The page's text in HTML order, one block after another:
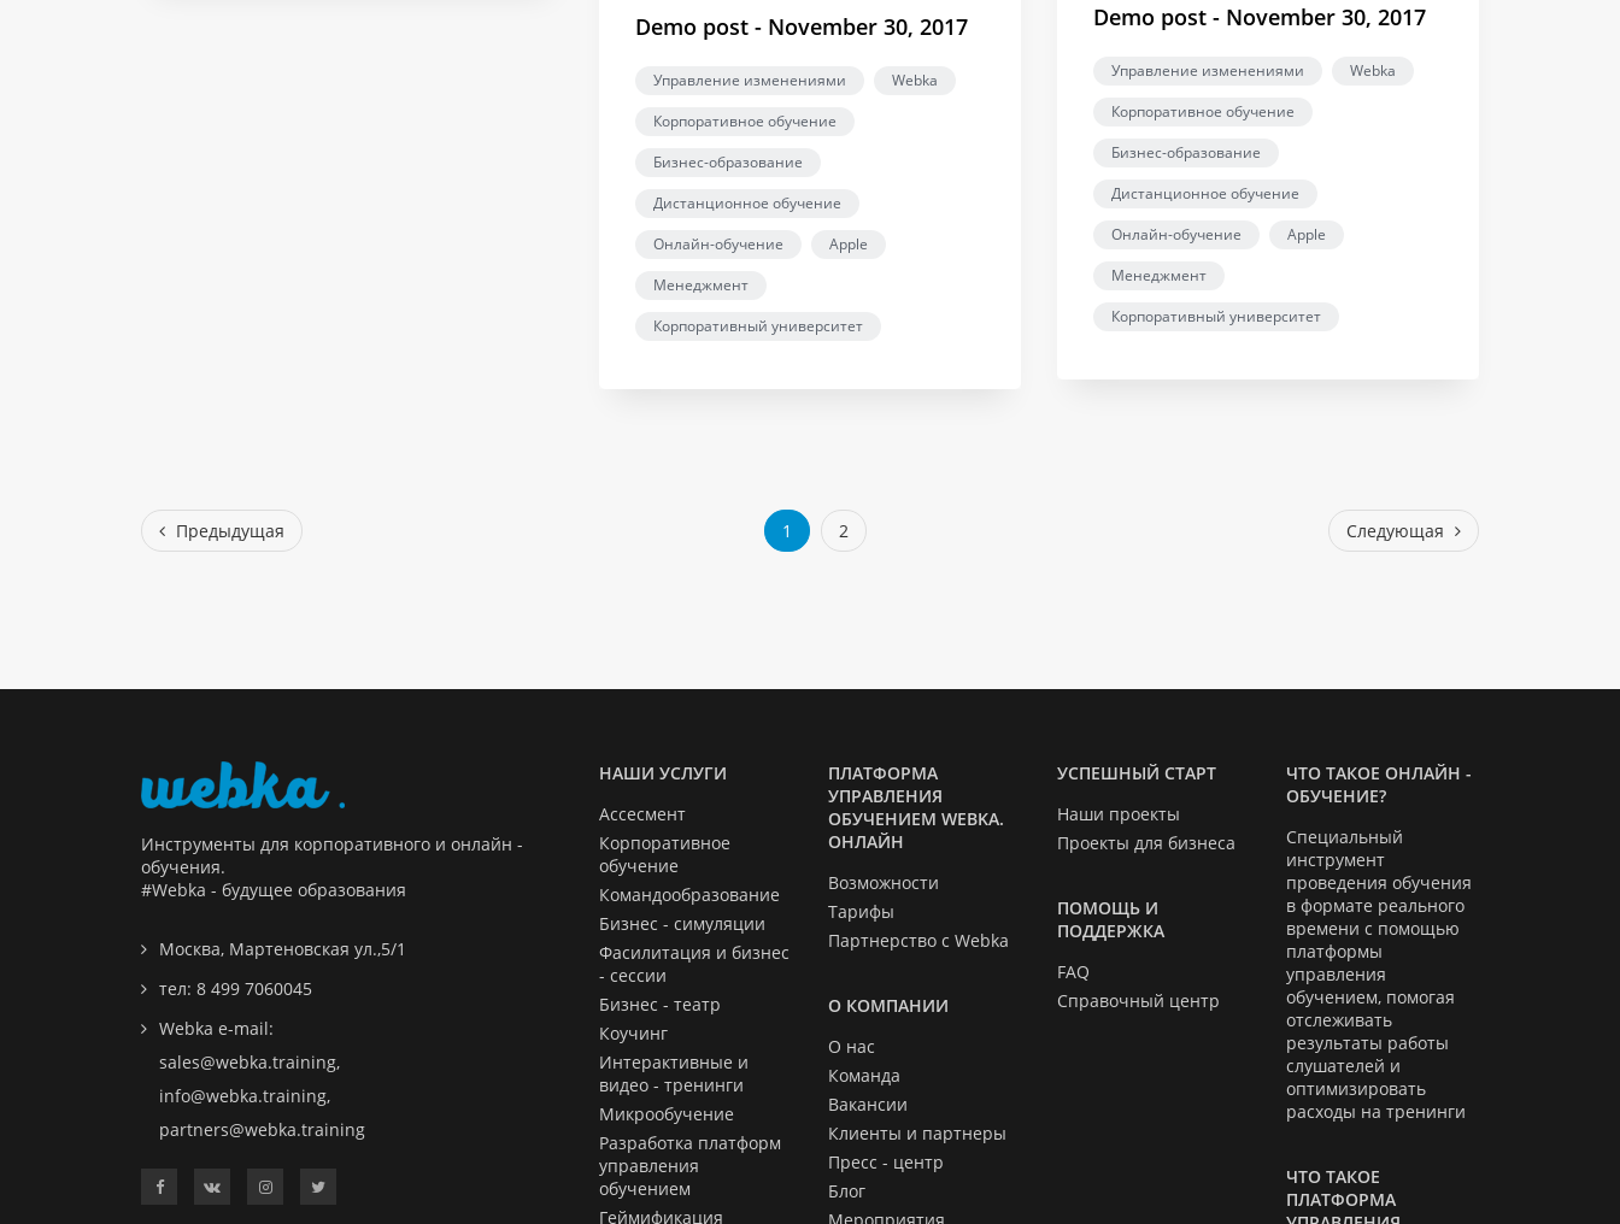
Demo post - November 30, 2017
Управление изменениями
Webka
Корпоративное обучение
Бизнес-образование
Дистанционное обучение
Онлайн-обучение
Apple
Менеджмент
Корпоративный университет
Demo post - November 30, 2017
Управление изменениями
Webka
Корпоративное обучение
Бизнес-образование
Дистанционное обучение
Онлайн-обучение
Apple
Менеджмент
Корпоративный университет
Предыдущая 1 2 Следующая
Инструменты для корпоративного и онлайн -
обучения.
#Webka - будущее образования
Москва, Мартеновская ул.,5/1
тел: 8 499 7060045
Webka e-mail:
sales@webka.training,
info@webka.training,
partners@webka.training
НАШИ УСЛУГИ
Ассесмент
Корпоративное
обучение
Командообразование
Бизнес - симуляции
Фасилитация и бизнес
- сессии
Бизнес - театр
Коучинг
Интерактивные и
видео - тренинги
Микрообучение
Разработка платформ
управления
обучением
Геймификация
ПЛАТФОРМА
УПРАВЛЕНИЯ
ОБУЧЕНИЕМ WEBKA.
ОНЛАЙН
Возможности
Тарифы
Партнерство с Webka
О КОМПАНИИ
О нас
Команда
Вакансии
Клиенты и партнеры
Пресс - центр
Блог
УСПЕШНЫЙ СТАРТ
Наши проекты
Проекты для бизнеса
ПОМОЩЬ И
ПОДДЕРЖКА
FAQ
Справочный центр
ЧТО ТАКОЕ ОНЛАЙН -
ОБУЧЕНИЕ?
Специальный
инструмент
проведения обучения
в формате реального
времени с помощью
платформы
управления
обучением, помогая
отслеживать
результаты работы
слушателей и
оптимизировать
расходы на тренинги
ЧТО ТАКОЕ
ПЛАТФОРМА